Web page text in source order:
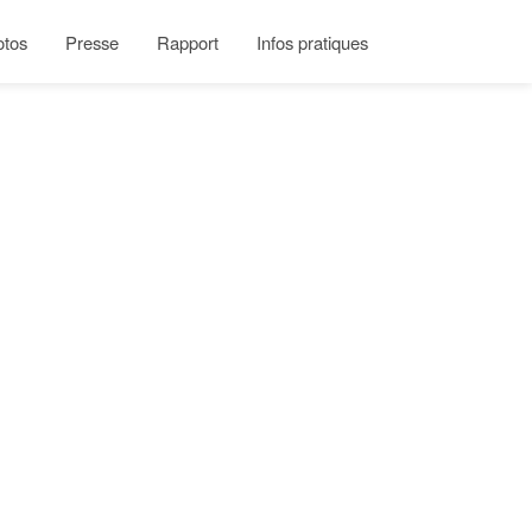
Presse Rapport Infos pratiques